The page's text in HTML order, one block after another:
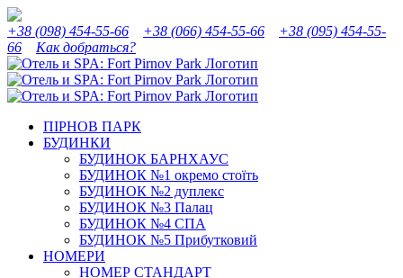
Skip
to
content
Instagram
Facebook
YouTube
Tripadvisor
+38 (098) 454-55-66
+38 (066) 454-55-66
+38 (095) 454-55-
66
Как добраться?
ПІРНОВ ПАРК
БУДИНКИ
БУДИНОК БАРНХАУС
БУДИНОК №1 окремо стоїть
БУДИНОК №2 дуплекс
БУДИНОК №3 Палац
БУДИНОК №4 СПА
БУДИНОК №5 Прибутковий
НОМЕРИ
НОМЕР СТАНДАРТ